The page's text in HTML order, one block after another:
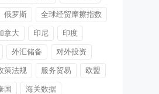
俄罗斯 全球经贸摩擦指数
拿大 印尼 印度
外汇储备 对外投资
策法规 服务贸易 欧盟
国 海关数据